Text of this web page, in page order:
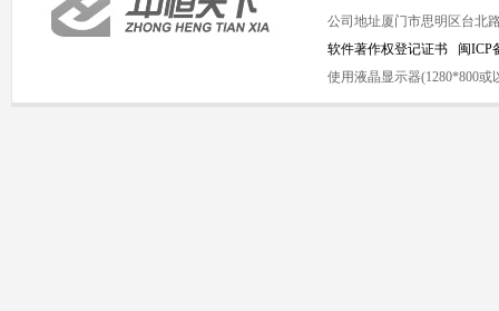
公司地址厦门市思明区台北
软件著作权登记证书
闽ICP
使用液晶显示器(1280*800